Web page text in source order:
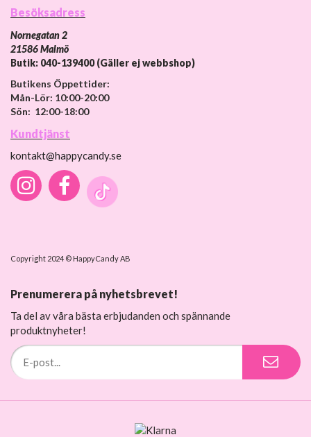
Besöksadress
Nornegatan 2
21586 Malmö
Butik: 040-139400 (Gäller ej webbshop)
Butikens Öppettider:
Mån-Lör: 10:00-20:00
Sön: 12:00-18:00
Kundtjänst
kontakt@happycandy.se
Copyright 2024 © HappyCandy AB
Prenumerera på nyhetsbrevet!
Ta del av våra bästa erbjudanden och spännande
produktnyheter!